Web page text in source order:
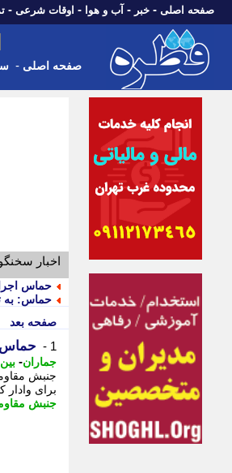
صفحه اصلی - خبر - آب و هوا - اوقات شرعی -
صفحه اصلی -
اخبار
حماس
حماس: به
صفحه بعد
1 - حماس:
جماران-
جنبش
برای
جنبش